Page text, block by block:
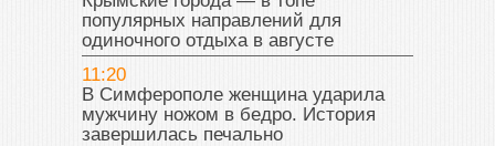
популярных направлений для
одиночного отдыха в августе
11:20
В Симферополе женщина ударила
мужчину ножом в бедро. История
завершилась печально